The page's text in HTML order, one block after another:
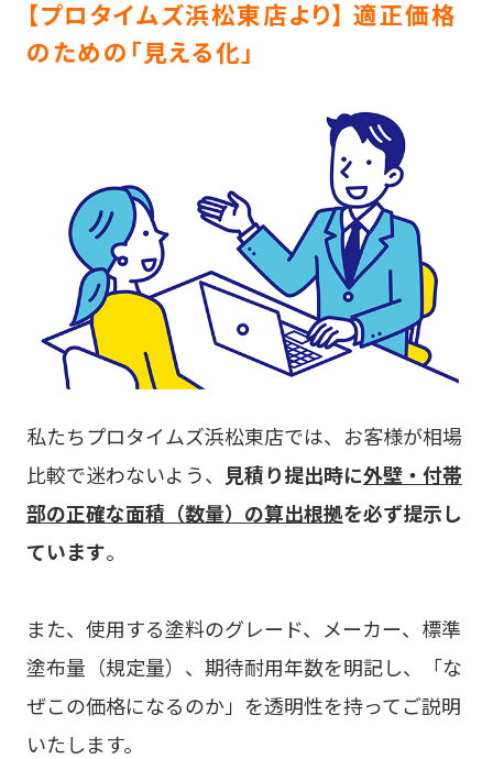
【プロタイムズ浜松東店より】 適正価格
のための「見える化」
私たちプロタイムズ浜松東店では、お客様が相場
比較で迷わないよう、
見積り提出時に外壁・付帯
部の正確な面積（数量）の算出根拠を必ず提示し
ています。
また、使用する塗料のグレード、メーカー、標準
塗布量（規定量）、期待耐用年数を明記し、「な
ぜこの価格になるのか」を透明性を持ってご説明
いたします。